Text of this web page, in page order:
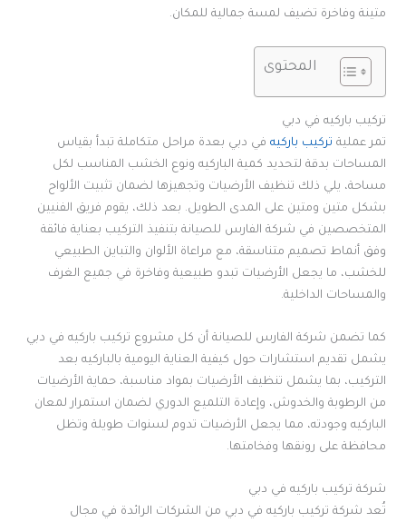
متينة وفاخرة تضيف لمسة جمالية للمكان.
المحتوى
تركيب باركيه في دبي
تمر عملية تركيب باركيه في دبي بعدة مراحل متكاملة تبدأ بقياس
المساحات بدقة لتحديد كمية الباركيه ونوع الخشب المناسب لكل
مساحة، يلي ذلك تنظيف الأرضيات وتجهيزها لضمان تثبيت الألواح
بشكل متين ومتين على المدى الطويل. بعد ذلك، يقوم فريق الفنيين
المتخصصين في شركة الفارس للصيانة بتنفيذ التركيب بعناية فائقة
وفق أنماط تصميم متناسقة، مع مراعاة الألوان والتباين الطبيعي
للخشب، ما يجعل الأرضيات تبدو طبيعية وفاخرة في جميع الغرف
والمساحات الداخلية.
كما تضمن شركة الفارس للصيانة أن كل مشروع تركيب باركيه في دبي
يشمل تقديم استشارات حول كيفية العناية اليومية بالباركيه بعد
التركيب، بما يشمل تنظيف الأرضيات بمواد مناسبة، حماية الأرضيات
من الرطوبة والخدوش، وإعادة التلميع الدوري لضمان استمرار لمعان
الباركيه وجودته، مما يجعل الأرضيات تدوم لسنوات طويلة وتظل
محافظة على رونقها وفخامتها.
شركة تركيب باركيه في دبي
تُعد شركة تركيب باركيه في دبي من الشركات الرائدة في مجال